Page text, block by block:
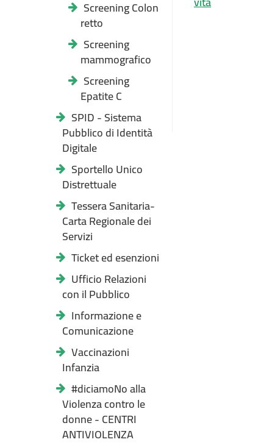
Screening Colon
retto
Screening
mammografico
Screening
Epatite C
SPID - Sistema
Pubblico di Identità
Digitale
Sportello Unico
Distrettuale
Tessera Sanitaria-
Carta Regionale dei
Servizi
Ticket ed esenzioni
Ufficio Relazioni
con il Pubblico
Informazione e
Comunicazione
Vaccinazioni
Infanzia
#diciamoNo alla
Violenza contro le
donne - CENTRI
ANTIVIOLENZA